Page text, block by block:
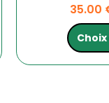
35.00